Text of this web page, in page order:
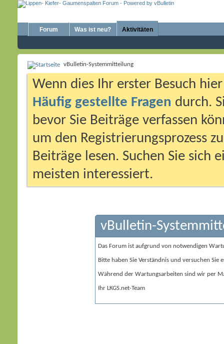
Forum Was ist neu? Aktivitäten
vBulletin-Systemmitteilung
Wenn dies Ihr erster Besuch
Häufig gestellte Fragen durch.
bevor Sie Beiträge verfassen
um den Registrierungsprozess
Beiträge lesen. Suchen Sie sich
meisten interessiert.
vBulletin-
Das Forum ist aufgrund von notwendigen
Bitte haben Sie Verständnis und versuchen Sie
Während der Wartungsarbeiten sind wir per
Ihr LKGS.net-Team